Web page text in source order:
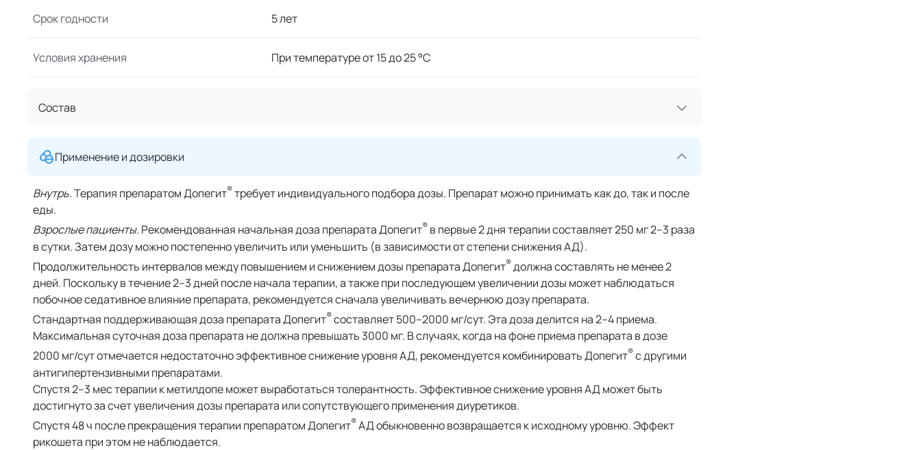
Срок годности 5 лет
Условия хранения При температуре от 15 до 25 °C
Состав
Применение и дозировки
Внутрь.Терапия препаратом Допегит®требует индивидуального подбора дозы. Препарат можно принимать как до, так и после
еды.
Взрослые пациенты. Рекомендованная начальная доза препарата Допегит® в первые 2 дня терапии составляет 250 мг 2–3 раза
в сутки. Затем дозу можно постепенно увеличить или уменьшить (в зависимости от степени снижения АД).
Продолжительность интервалов между повышением и снижением дозы препарата Допегит®должна составлять не менее 2
дней. Поскольку в течение 2–3 дней после начала терапии, а также при последующем увеличении дозы может наблюдаться
побочное седативное влияние препарата, рекомендуется сначала увеличивать вечернюю дозу препарата.
Стандартная поддерживающая доза препарата Допегит®составляет 500–2000 мг/сут. Эта доза делится на 2–4 приема.
Максимальная суточная доза препарата не должна превышать 3000 мг. В случаях, когда на фоне приема препарата в дозе
2000 мг/сут отмечается недостаточно эффективное снижение уровня АД, рекомендуется комбинировать Допегит®с другими
антигипертензивными препаратами.
Спустя 2–3 мес терапии к метилдопе может выработаться толерантность. Эффективное снижение уровня АД может быть
достигнуто за счет увеличения дозы препарата или сопутствующего применения диуретиков.
Спустя 48 ч после прекращения терапии препаратом Допегит®АД обыкновенно возвращается к исходному уровню. Эффект
рикошета при этом не наблюдается.